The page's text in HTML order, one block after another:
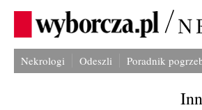
Nekrologi Odeszli Poradnik